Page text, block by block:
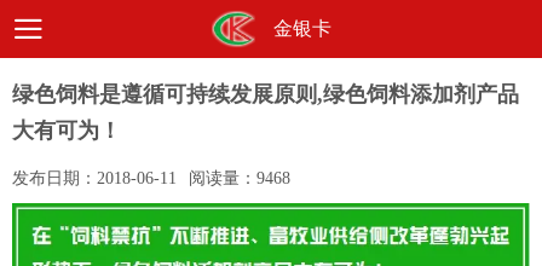
金银卡
绿色饲料是遵循可持续发展原则,绿色饲料添加剂产品
大有可为！
发布日期： 2018-06-11 阅读量： 9468